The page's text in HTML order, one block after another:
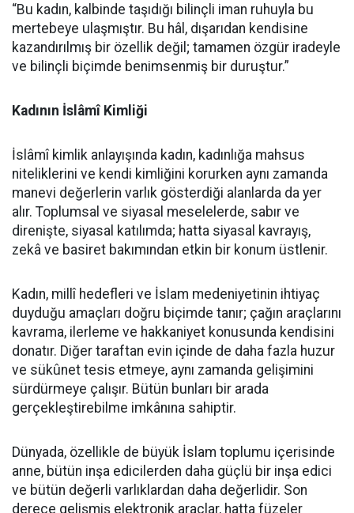
“Bu kadın, kalbinde taşıdığı bilinçli iman ruhuyla bu
mertebeye ulaşmıştır. Bu hâl, dışarıdan kendisine
kazandırılmış bir özellik değil; tamamen özgür iradeyle
ve bilinçli biçimde benimsenmiş bir duruştur.”
Kadının İslâmî Kimliği
İslâmî kimlik anlayışında kadın, kadınlığa mahsus
niteliklerini ve kendi kimliğini korurken aynı zamanda
manevi değerlerin varlık gösterdiği alanlarda da yer
alır. Toplumsal ve siyasal meselelerde, sabır ve
direnişte, siyasal katılımda; hatta siyasal kavrayış,
zekâ ve basiret bakımından etkin bir konum üstlenir.
Kadın, millî hedefleri ve İslam medeniyetinin ihtiyaç
duyduğu amaçları doğru biçimde tanır; çağın araçlarını
kavrama, ilerleme ve hakkaniyet konusunda kendisini
donatır. Diğer taraftan evin içinde de daha fazla huzur
ve sükûnet tesis etmeye, aynı zamanda gelişimini
sürdürmeye çalışır. Bütün bunları bir arada
gerçekleştirebilme imkânına sahiptir.
Dünyada, özellikle de büyük İslam toplumu içerisinde
anne, bütün inşa edicilerden daha güçlü bir inşa edici
ve bütün değerli varlıklardan daha değerlidir. Son
derece gelişmiş elektronik araçlar, hatta füzeler